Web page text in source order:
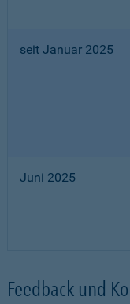
seit Januar 2025
Juni 2025
Feedback und